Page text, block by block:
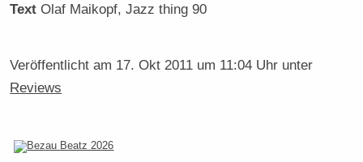
Text Olaf Maikopf, Jazz thing 90
Veröffentlicht am 17. Okt 2011 um 11:04 Uhr unter
Reviews